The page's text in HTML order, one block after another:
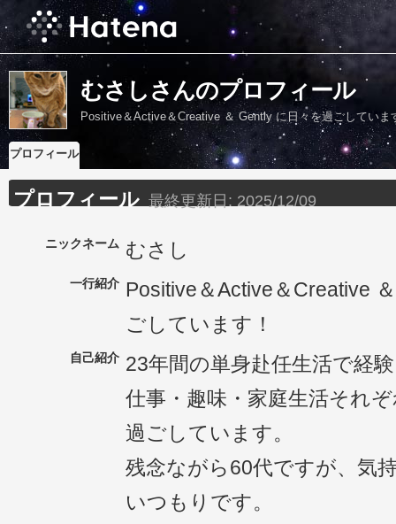
むさしさんのプロフィール
Positive＆Active＆Creative ＆ Gently に日々を過ごしていま
プロフィール
プロフィール 最終更新日: 2025/12/09
ニックネーム むさし
一行紹介 Positive＆Active＆Creative
ごしています！
自己紹介 23年間の単身赴任生活で経
仕事・趣味・家庭生活それ
過ごしています。
残念ながら60代ですが、気
いつもりです。